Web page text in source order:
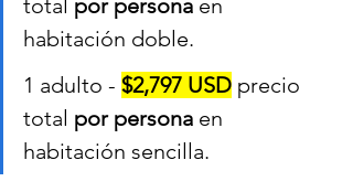
total por persona en
habitación doble.
1 adulto - $2,797 USD precio
total por persona en
habitación sencilla.